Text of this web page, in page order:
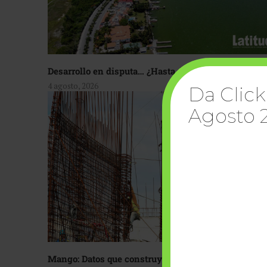
Desarrollo en disputa… ¿Hasta dónde crecer?
4 agosto, 2026
Mango: Datos que construyen confianza
Da
Agosto